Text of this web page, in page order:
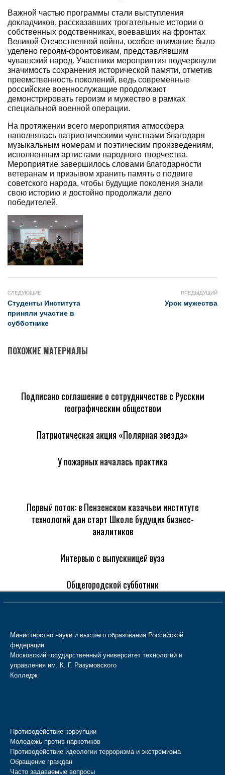
Важной частью программы стали выступления
докладчиков, рассказавших трогательные истории о
собственных родственниках, воевавших на фронтах
Великой Отечественной войны, особое внимание было
уделено героям-фронтовикам, представлявшим
чувашский народ. Участники мероприятия подчеркнули
значимость сохранения исторической памяти, отметив
преемственность поколений, ведь современные
российские военнослужащие продолжают
демонстрировать героизм и мужество в рамках
специальной военной операции.
На протяжении всего мероприятия атмосфера
наполнялась патриотическими чувствами благодаря
музыкальным номерам и поэтическим произведениям,
исполненным артистами народного творчества.
Мероприятие завершилось словами благодарности
ветеранам и призывом хранить память о подвиге
советского народа, чтобы будущие поколения знали
свою историю и достойно продолжали дело
победителей.
СЛЕДУЮЩИЕ
Студенты Института
приняли участие в
субботнике
ПРЕДЫДУЩИЙ
Урок мужества
ПОХОЖИЕ МАТЕРИАЛЫ
Подписано соглашение о сотрудничестве с Русским
географическим обществом
Патриотическая акция «Полярная звезда»
У пожарных началась практика
Первый поток: в Пензенском казачьем институте
технологий дан старт Школе будущих бизнес-
аналитиков
Интервью с выпускницей вуза
Общегородской субботник
Министерство науки и высшего образования Российской
федерации
Московский государственный университет технологий и
управления им. К. Г. Разумовского
Колледж
Противодействие коррупции
Молодежь против наркотиков
Противодействие идеологии терроризма и экстремизма
Обращение граждан
Часто задаваемые вопросы